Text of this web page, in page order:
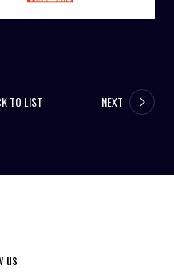
TO LIST NEXT
us